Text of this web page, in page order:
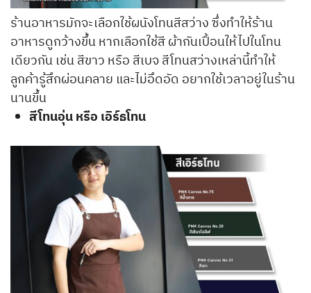
ร้านอาหารมักจะเลือกใช้ผนังโทนสีสว่าง ซึ่งทำให้ร้าน
อาหารดูกว้างขึ้น หากเลือกใช้สี ผ้ากันเปื้อนให้ไปในโทน
เดียวกัน เช่น สีขาว หรือ สีเบจ สีโทนสว่างเหล่านี้ทำให้
ลูกค้ารู้สึกผ่อนคลาย และไม่อึดอัด อยากใช้เวลาอยู่ในร้าน
นานขึ้น
สีโทนอุ่น หรือ เอิร์ธโทน